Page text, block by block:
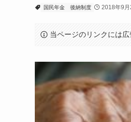
国民年金 後納制度 2018年9月
当ページのリンクには